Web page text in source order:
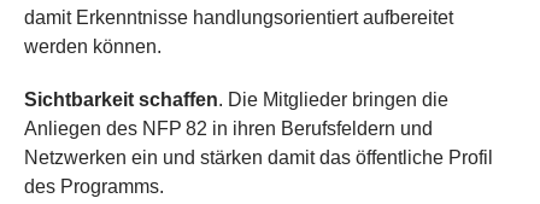
damit Erkenntnisse handlungsorientiert aufbereitet
werden können.
Sichtbarkeit schaffen. Die Mitglieder bringen die
Anliegen des NFP 82 in ihren Berufsfeldern und
Netzwerken ein und stärken damit das öffentliche Profil
des Programms.